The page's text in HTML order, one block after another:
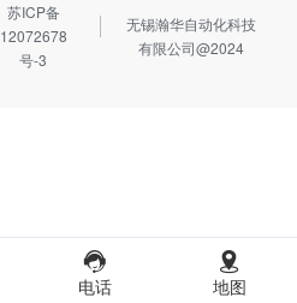
苏ICP备
12072678
号-3
无锡瀚华自动化科技
有限公司@2024
电话 地图